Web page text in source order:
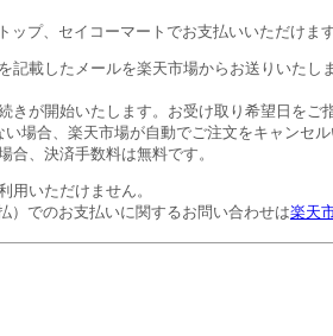
プ、セイコーマートでお支払いいただけます
記載したメールを楽天市場からお送りいたしま
きが開始いたします。お受け取り希望日をご
場合、楽天市場が自動でご注文をキャンセル
合、決済手数料は無料です。
用いただけません。
でのお支払いに関するお問い合わせは楽天